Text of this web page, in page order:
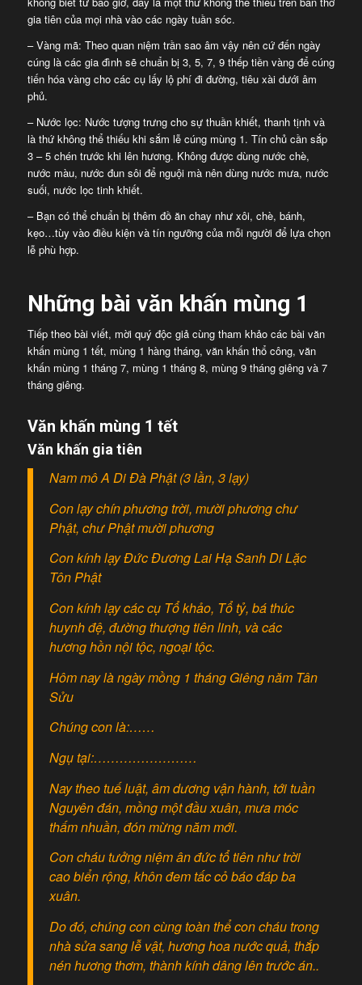
gia tiên của mọi nhà vào các ngày tuần sóc.
– Vàng mã: Theo quan niệm trần sao âm vậy nên cứ đến ngày
cúng là các gia đình sẽ chuẩn bị 3, 5, 7, 9 thếp tiền vàng để cúng
tiến hóa vàng cho các cụ lấy lộ phí đi đường, tiêu xài dưới âm
phủ.
– Nước lọc: Nước tượng trưng cho sự thuần khiết, thanh tịnh và
là thứ không thể thiếu khi sắm lễ cúng mùng 1. Tín chủ cần sắp
3 – 5 chén trước khi lên hương. Không được dùng nước chè,
nước màu, nước đun sôi để nguội mà nên dùng nước mưa, nước
suối, nước lọc tinh khiết.
– Bạn có thể chuẩn bị thêm đồ ăn chay như xôi, chè, bánh,
kẹo…tùy vào điều kiện và tín ngưỡng của mỗi người để lựa chọn
lễ phù hợp.
Những bài văn khấn mùng 1
Tiếp theo bài viết, mời quý độc giả cùng tham khảo các bài văn
khấn mùng 1 tết, mùng 1 hàng tháng, văn khấn thổ công, văn
khấn mùng 1 tháng 7, mùng 1 tháng 8, mùng 9 tháng giêng và 7
tháng giêng.
Văn khấn mùng 1 tết
Văn khấn gia tiên
Nam mô A Di Đà Phật (3 lần, 3 lạy)
Con lạy chín phương trời, mười phương chư
Phật, chư Phật mười phương
Con kính lạy Đức Đương Lai Hạ Sanh Di Lặc
Tôn Phật
Con kính lạy các cụ Tổ khảo, Tổ tỷ, bá thúc
huynh đệ, đường thượng tiên linh, và các
hương hồn nội tộc, ngoại tộc.
Hôm nay là ngày mồng 1 tháng Giêng năm Tân
Sửu
Chúng con là:……
Ngụ tại:……………………
Nay theo tuế luật, âm dương vận hành, tới tuần
Nguyên đán, mồng một đầu xuân, mưa móc
thấm nhuần, đón mừng năm mới.
Con cháu tưởng niệm ân đức tổ tiên như trời
cao biển rộng, khôn đem tấc cỏ báo đáp ba
xuân.
Do đó, chúng con cùng toàn thể con cháu trong
nhà sửa sang lễ vật, hương hoa nước quả, thắp
nén hương thơm, thành kính dâng lên trước án..